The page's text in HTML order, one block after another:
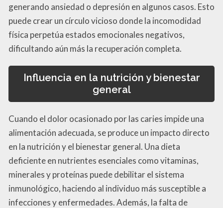
generando ansiedad o depresión en algunos casos. Esto
puede crear un círculo vicioso donde la incomodidad
física perpetúa estados emocionales negativos,
dificultando aún más la recuperación completa.
Influencia en la nutrición y bienestar
general
Cuando el dolor ocasionado por las caries impide una
alimentación adecuada, se produce un impacto directo
en la nutrición y el bienestar general. Una dieta
deficiente en nutrientes esenciales como vitaminas,
minerales y proteínas puede debilitar el sistema
inmunológico, haciendo al individuo más susceptible a
infecciones y enfermedades. Además, la falta de